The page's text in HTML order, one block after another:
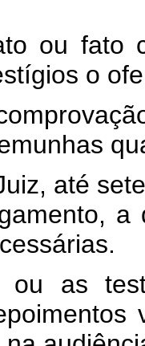
ou fato
o
até
as